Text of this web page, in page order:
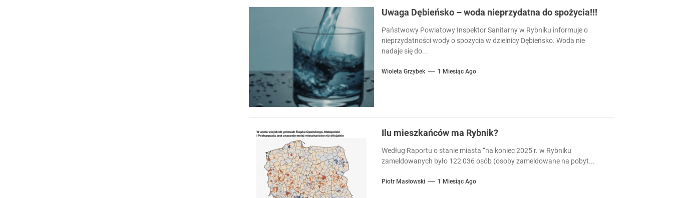
Uwaga Dębieńsko – woda nieprzydatna do spożycia!!!
Państwowy Powiatowy Inspektor Sanitarny w Rybniku informuje o
nieprzydatności wody o spożycia w dzielnicy Dębieńsko. Woda nie
nadaje się do...
Wioleta Grzybek 1 Miesiąc Ago
Ilu mieszkańców ma Rybnik?
Według Raportu o stanie miasta “na koniec 2025 r. w Rybniku
zameldowanych było 122 036 osób (osoby zameldowane na pobyt...
Piotr Masłowski 1 Miesiąc Ago